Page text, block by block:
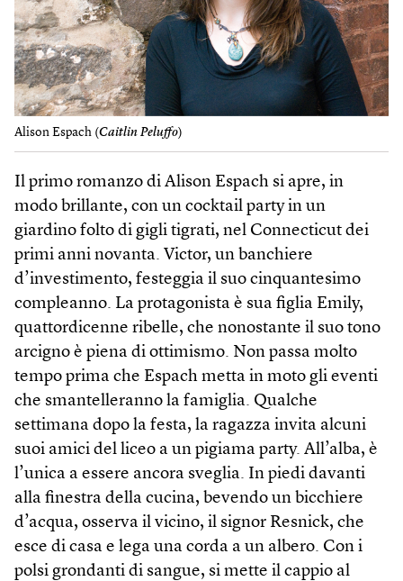
Alison Espach (Caitlin Peluffo)
Il primo romanzo di Alison Espach si apre, in
modo brillante, con un cocktail party in un
giardino folto di gigli tigrati, nel Connecticut dei
primi anni novanta. Victor, un banchiere
d’investimento, festeggia il suo cinquantesimo
compleanno. La protagonista è sua figlia Emily,
quattordicenne ribelle, che nonostante il suo tono
arcigno è piena di ottimismo. Non passa molto
tempo prima che Espach metta in moto gli eventi
che smantelleranno la famiglia. Qualche
settimana dopo la festa, la ragazza invita alcuni
suoi amici del liceo a un pigiama party. All’alba, è
l’unica a essere ancora sveglia. In piedi davanti
alla finestra della cucina, bevendo un bicchiere
d’acqua, osserva il vicino, il signor Resnick, che
esce di casa e lega una corda a un albero. Con i
polsi grondanti di sangue, si mette il cappio al